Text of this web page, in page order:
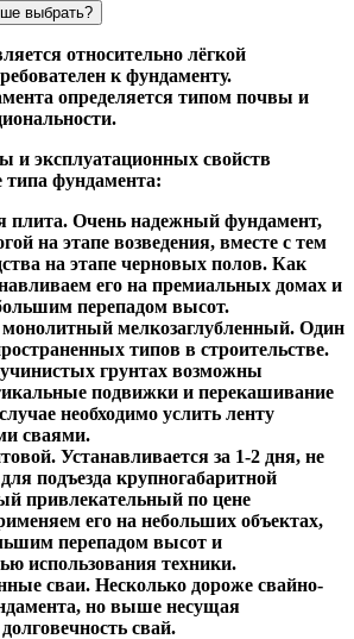
выбрать?
относительно лёгкой
к фундаменту.
определяется типом почвы и
и эксплуатационных свойств
фундамента:
плита. Очень надежный фундамент,
на этапе возведения, вместе с тем
на этапе черновых полов. Как
его на премиальных домах и
перепадом высот.
мелкозаглубленный. Один
типов в строительстве.
грунтах возможны
подвижки и перекашивание
необходимо услить ленту
сваями.
Устанавливается за 1-2 дня, не
подъезда крупногабаритной
привлекательный по цене
его на небольших объектах,
перепадом высот и
использования техники.
сваи. Несколько дороже свайно-
но выше несущая
свай.